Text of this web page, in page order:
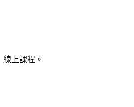
上課程。